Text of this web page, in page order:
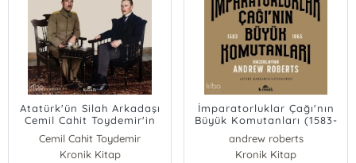
Atatürk'ün Silah Arkadaşı
Cemil Cahit Toydemir'in
Anıları;Millî Mücadele -
İsyanlar, İkinci Dünya
Savaşı
Cemil Cahit Toydemir
Kronik Kitap
İmparatorluklar Çağı'nın
Büyük Komutanları (1583-
1865)
andrew roberts
Kronik Kitap